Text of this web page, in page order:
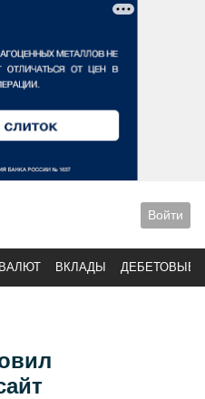
Войти
ВКЛАДЫ ДЕБЕТОВЫЕ